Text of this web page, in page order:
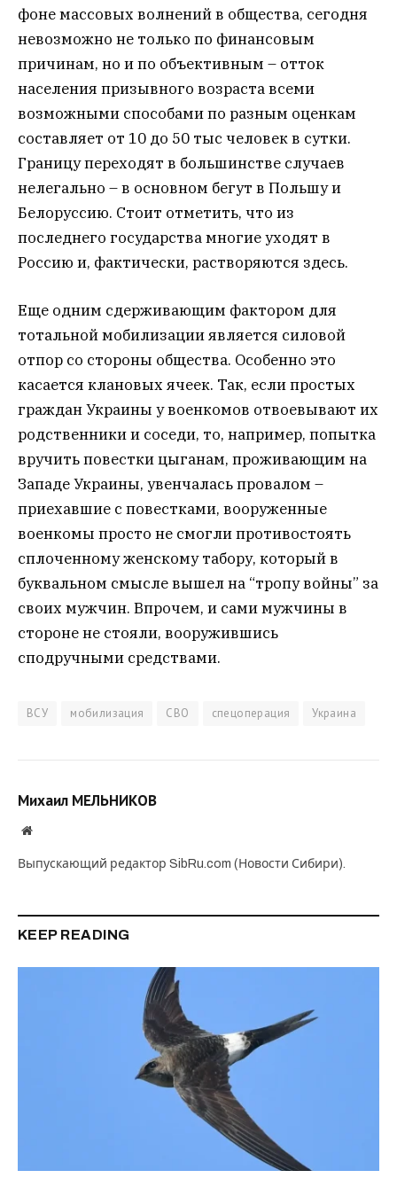
фоне массовых волнений в общества, сегодня
невозможно не только по финансовым
причинам, но и по объективным – отток
населения призывного возраста всеми
возможными способами по разным оценкам
составляет от 10 до 50 тыс человек в сутки.
Границу переходят в большинстве случаев
нелегально – в основном бегут в Польшу и
Белоруссию. Стоит отметить, что из
последнего государства многие уходят в
Россию и, фактически, растворяются здесь.
Еще одним сдерживающим фактором для
тотальной мобилизации является силовой
отпор со стороны общества. Особенно это
касается клановых ячеек. Так, если простых
граждан Украины у военкомов отвоевывают их
родственники и соседи, то, например, попытка
вручить повестки цыганам, проживающим на
Западе Украины, увенчалась провалом –
приехавшие с повестками, вооруженные
военкомы просто не смогли противостоять
сплоченному женскому табору, который в
буквальном смысле вышел на “тропу войны” за
своих мужчин. Впрочем, и сами мужчины в
стороне не стояли, вооружившись
сподручными средствами.
ВСУ мобилизация СВО спецоперация Украина
Михаил МЕЛЬНИКОВ
Website
Выпускающий редактор SibRu.com (Новости Сибири).
KEEP READING